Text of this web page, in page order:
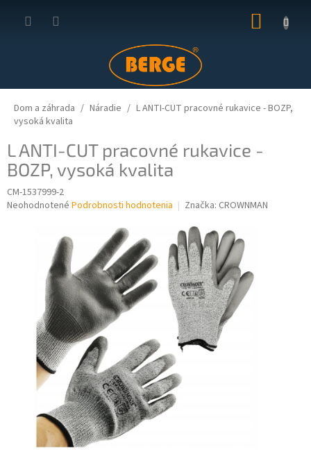
KOŠÍK
Dom a záhrada Náradie
L ANTI-CUT pracovné rukavice - BOZP,
vysoká kvalita
L ANTI-CUT pracovné rukavice -
BOZP, vysoká kvalita
CM-1537999-2
Priemerné
hviezdičiek.
Neohodnotené Podrobnosti hodnotenia Značka: CROWNMAN